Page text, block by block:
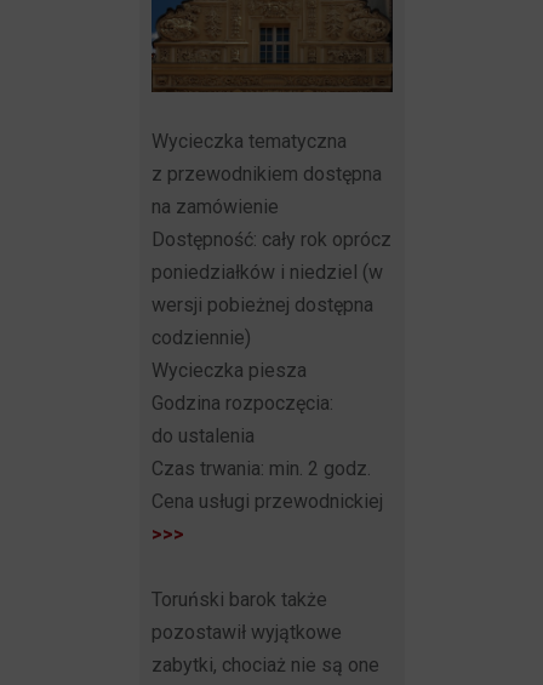
Wycieczka tematyczna
z przewodnikiem dostępna
na zamówienie
Dostępność: cały rok oprócz
poniedziałków i niedziel (w
wersji pobieżnej dostępna
codziennie)
Wycieczka piesza
Godzina rozpoczęcia:
do ustalenia
Czas trwania: min. 2 godz.
Cena usługi przewodnickiej
>>>
Toruński barok także
pozostawił wyjątkowe
zabytki, chociaż nie są one